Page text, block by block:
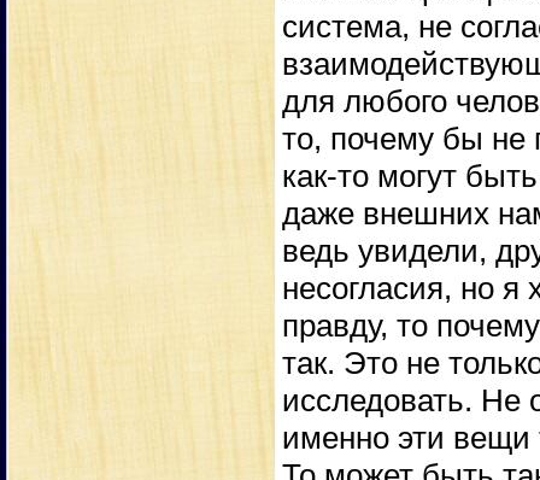
система, не
для любого
то, почему бы не
как-то могут
даже внешних
ведь увидели,
несогласия, но
правду, то
так. Это не
исследовать.
именно эти вещи